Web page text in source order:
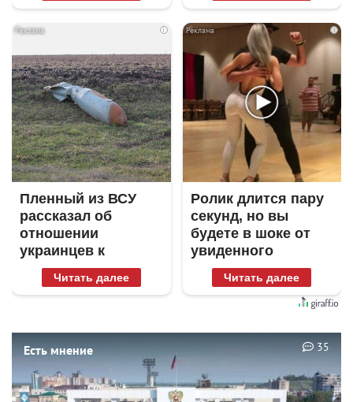
i
Пленный из ВСУ
рассказал об
отношении
украинцев к
Донецку и Луганску
Читать далее
i
Ролик длится пару
секунд, но вы
будете в шоке от
увиденного
Читать далее
Есть мнение 35